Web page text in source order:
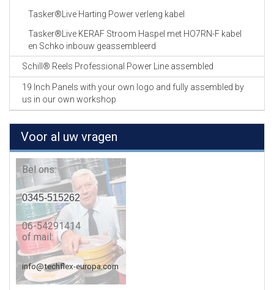
Tasker®Live Harting Power verleng kabel
Tasker®Live KERAF Stroom Haspel met HO7RN-F kabel
en Schko inbouw geassembleerd
Schill® Reels Professional Power Line assembled
19 Inch Panels with your own logo and fully assembled by
us in our own workshop
Voor al uw vragen
Bel ons:
0345-515262
06-54291414
of mail:
info@techflex-europa.com